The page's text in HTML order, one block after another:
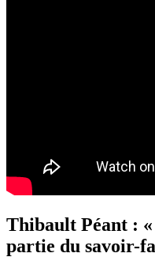
Thibault Péant : «
partie du savoir-